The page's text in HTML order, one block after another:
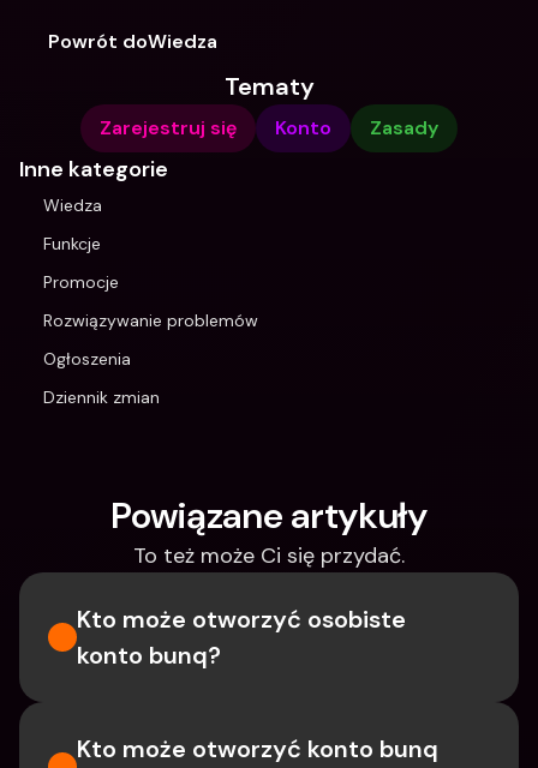
Powrót doWiedza
Tematy
Zarejestruj się Konto Zasady
Inne kategorie
Wiedza
Funkcje
Promocje
Rozwiązywanie problemów
Ogłoszenia
Dziennik zmian
Powiązane artykuły
To też może Ci się przydać.
Kto może otworzyć osobiste
konto bunq?
Kto może otworzyć konto bunq